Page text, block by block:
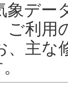
デー
ご利用
、主な